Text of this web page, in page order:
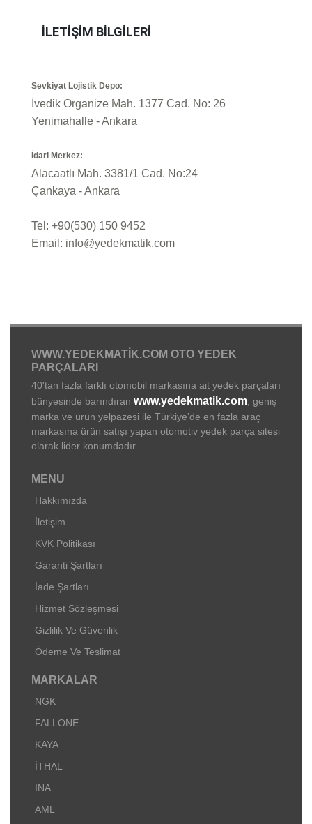
İLETİŞİM BİLGİLERİ
Sevkiyat Lojistik Depo:
İvedik Organize Mah. 1377 Cad. No: 26
Yenimahalle - Ankara
İdari Merkez:
Alacaatlı Mah. 3381/1 Cad. No:24
Çankaya - Ankara
Tel: +90(530) 150 9452
Email: info@yedekmatik.com
WWW.YEDEKMATIK.COM OTO YEDEK
PARÇALARI
40'tan fazla farklı otomobil markasına ait yedek parçaları
bünyesinde barındıran www.yedekmatik.com , geniş
marka ve ürün yelpazesi ile Türkiye’de en fazla araç
markasına ürün satışı yapan otomotiv yedek parça sitesi
olarak lider konumdadır.
MENU
Hakkımızda
İletişim
KVK Politikası
Garanti Şartları
İade Şartları
Hizmet Sözleşmesi
Gizlilik Ve Güvenlik
Ödeme Ve Teslimat
MARKALAR
NGK
FALLONE
KAYA
İTHAL
INA
AML